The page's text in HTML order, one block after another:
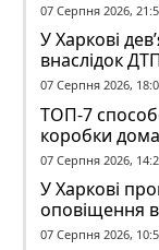
07 Серпня 2026,
У Харкові
внаслідок
07 Серпня 2026,
ТОП-7
коробки дома
07 Серпня 2026,
У Харкові
оповіщення
07 Серпня 2026,